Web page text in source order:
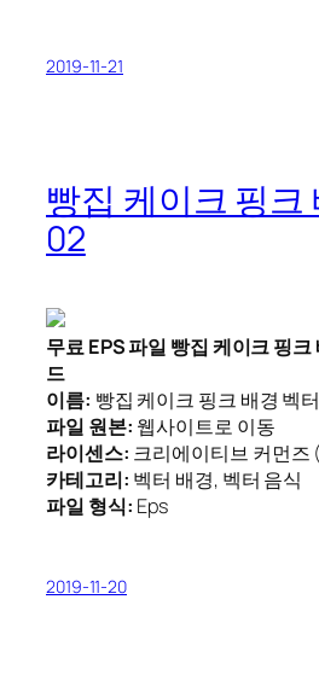
2019-11-21
빵집 케이크 핑크
02
무료 EPS 파일 빵집 케이크 핑
드
이름: 빵집 케이크 핑크 배경 벡
파일 원본: 웹사이트로 이동
라이센스: 크리에이티브 커먼즈
카테고리: 벡터 배경, 벡터 음식
파일 형식: Eps
2019-11-20